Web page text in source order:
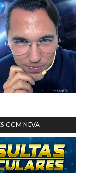
COM NEVA